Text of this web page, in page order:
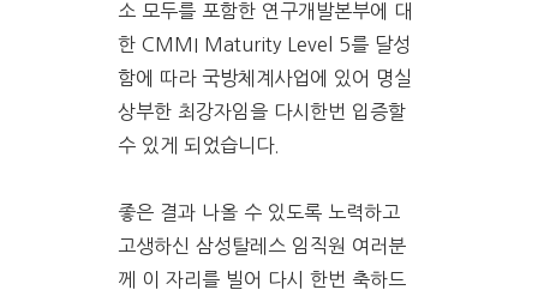
소 모두를 포함한 연구개발본부에 대
한 CMMI Maturity Level 5를 달성
함에 따라 국방체계사업에 있어 명실
상부한 최강자임을 다시한번 입증할
수 있게 되었습니다.
좋은 결과 나올 수 있도록 노력하고
고생하신 삼성탈레스 임직원 여러분
께 이 자리를 빌어 다시 한번 축하드